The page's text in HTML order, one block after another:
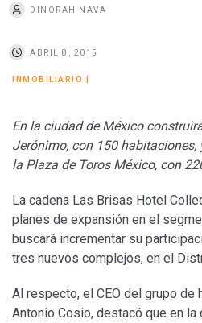
DINORAH NAVA
ABRIL 8, 2015
INMOBILIARIO
En la ciudad de México
Jerónimo, con 150 habitaciones,
la Plaza de Toros México, con
La cadena Las Brisas Hotel
planes de expansión en el
buscará incrementar su
tres nuevos complejos, en el
Al respecto, el CEO del grupo de
Antonio Cosio, destacó que en la